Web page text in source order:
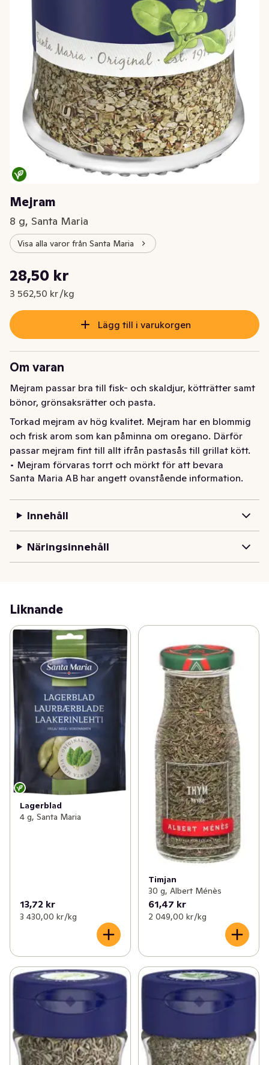
Mejram
8 g, Santa Maria
Visa alla varor från Santa Maria
Nuvarande pris är: 28,50 kr
28,50 kr
3 562,50 kr /kg
Styckpris: 3 562,50 kr /kg
Lägg till i varukorgen
Om varan
Mejram passar bra till fisk- och skaldjur, kötträtter samt
bönor, grönsaksrätter och pasta.
Torkad mejram av hög kvalitet. Mejram har en blommig
och frisk arom som kan påminna om oregano. Därför
passar mejram fint till allt ifrån pastasås till grillat kött.
• Mejram förvaras torrt och mörkt för att bevara
aromen längre
Santa Maria AB har angett ovanstående information.
Innehåll
Näringsinnehåll
Liknande
Lagerblad
4 g, Santa Maria
13,72 kr
3 430,00 kr /kg
Timjan
30 g, Albert Ménès
61,47 kr
2 049,00 kr /kg